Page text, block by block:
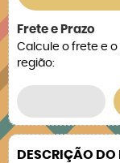
Frete e Prazo
Calcule o frete e
região:
DESCRIÇÃO DO